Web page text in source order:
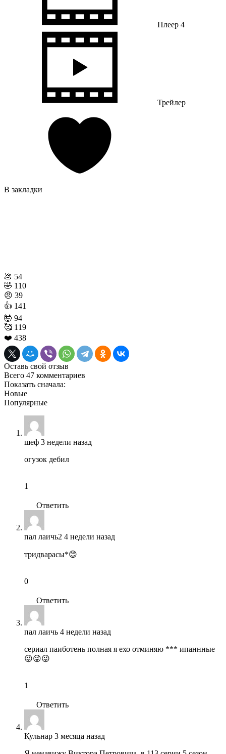
Плеер 4
Трейлер
В закладки
💩 54
🤣 110
😠 39
👍 141
🤯 94
🥰 119
❤️ 438
Оставь свой отзыв
Всего 47 комментариев
Показать сначала:
Новые
Популярные
шеф 3 недели назад
огузок дебил
1
Ответить
пал лаичь2 4 недели назад
тридварасы*😊
0
Ответить
пал лаичь 4 недели назад
сериал паиботень полная я ехо отминяю *** ипаннные
😜😜😜
1
Ответить
Кульнар 3 месяца назад